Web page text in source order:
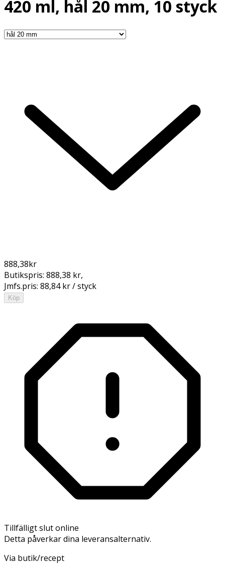
420 ml, hål 20 mm, 10 styck
888,38kr
Butikspris: 888,38 kr,
Jmfs.pris: 88,84 kr / styck
Köp
Tillfälligt slut online
Detta påverkar dina leveransalternativ.
Via butik/recept